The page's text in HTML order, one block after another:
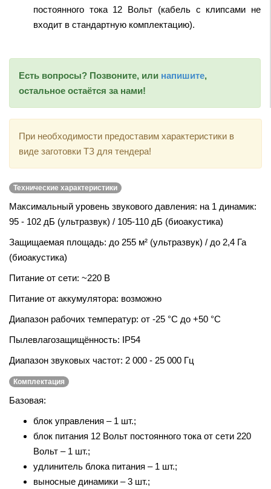
постоянного тока 12 Вольт (кабель с клипсами не
входит в стандартную комплектацию).
Есть вопросы? Позвоните, или напишите,
остальное остаётся за нами!
При необходимости предоставим характеристики в
виде заготовки ТЗ для тендера!
Технические характеристики
Максимальный уровень звукового давления: на 1 динамик:
95 - 102 дБ (ультразвук) / 105-110 дБ (биоакустика)
Защищаемая площадь: до 255 м² (ультразвук) / до 2,4 Га
(биоакустика)
Питание от сети: ~220 В
Питание от аккумулятора: возможно
Диапазон рабочих температур: от -25 °C до +50 °C
Пылевлагозащищённость: IP54
Диапазон звуковых частот: 2 000 - 25 000 Гц
Комплектация
Базовая:
блок управления – 1 шт.;
блок питания 12 Вольт постоянного тока от сети 220
Вольт – 1 шт.;
удлинитель блока питания – 1 шт.;
выносные динамики – 3 шт.;